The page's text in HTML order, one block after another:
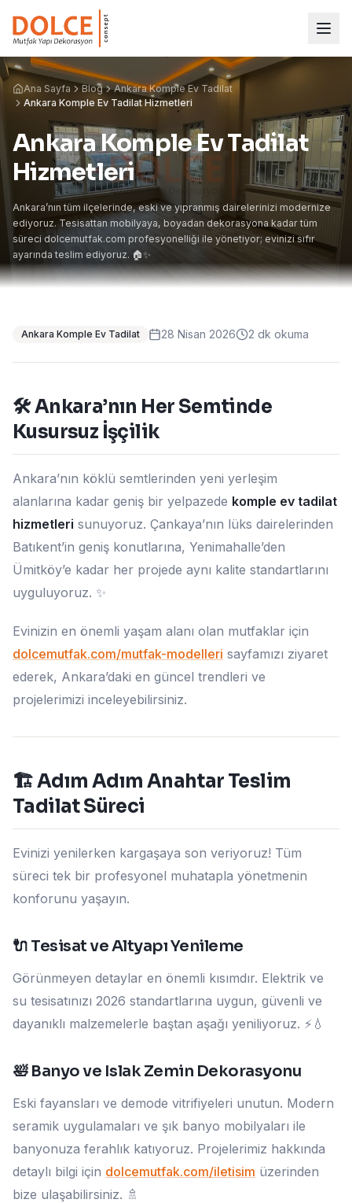
Ana Sayfa Blog
Ankara Komple Ev Tadilat
Ankara Komple Ev Tadilat Hizmetleri
Ankara Komple Ev Tadilat
Hizmetleri
Ankara’nın tüm ilçelerinde, eski ve yıpranmış dairelerinizi modernize
ediyoruz. Tesisattan mobilyaya, boyadan dekorasyona kadar tüm
süreci dolcemutfak.com profesyonelliği ile yönetiyor; evinizi sıfır
ayarında teslim ediyoruz. 🏠✨
Ankara Komple Ev Tadilat 28 Nisan 2026 2 dk okuma
🛠️ Ankara’nın Her Semtinde
Kusursuz İşçilik
Ankara’nın köklü semtlerinden yeni yerleşim
alanlarına kadar geniş bir yelpazede komple ev tadilat
hizmetleri sunuyoruz. Çankaya’nın lüks dairelerinden
Batıkent’in geniş konutlarına, Yenimahalle’den
Ümitköy’e kadar her projede aynı kalite standartlarını
uyguluyoruz. ✨
Evinizin en önemli yaşam alanı olan mutfaklar için
dolcemutfak.com/mutfak-modelleri sayfamızı ziyaret
ederek, Ankara’daki en güncel trendleri ve
projelerimizi inceleyebilirsiniz.
🏗️ Adım Adım Anahtar Teslim
Tadilat Süreci
Evinizi yenilerken kargaşaya son veriyoruz! Tüm
süreci tek bir profesyonel muhatapla yönetmenin
konforunu yaşayın.
🔌 Tesisat ve Altyapı Yenileme
Görünmeyen detaylar en önemli kısımdır. Elektrik ve
su tesisatınızı 2026 standartlarına uygun, güvenli ve
dayanıklı malzemelerle baştan aşağı yeniliyoruz. ⚡💧
🛀 Banyo ve Islak Zemin Dekorasyonu
Eski fayansları ve demode vitrifiyeleri unutun. Modern
seramik uygulamaları ve şık banyo mobilyaları ile
banyonuza ferahlık katıyoruz. Projelerimiz hakkında
detaylı bilgi için dolcemutfak.com/iletisim üzerinden
bize ulaşabilirsiniz. 🚿